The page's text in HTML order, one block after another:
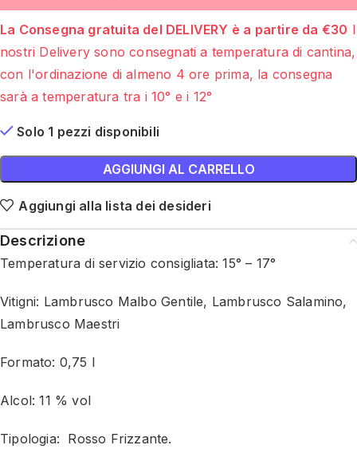
La Consegna gratuita del DELIVERY è a partire da €30 I
nostri Delivery sono consegnati a temperatura di cantina,
con l'ordinazione di almeno 4 ore prima, la consegna
sarà a temperatura tra i 10° e i 12°
Solo 1 pezzi disponibili
AGGIUNGI AL CARRELLO
Aggiungi alla lista dei desideri
Descrizione
Temperatura di servizio consigliata: 15° – 17°
Vitigni: Lambrusco Malbo Gentile, Lambrusco Salamino,
Lambrusco Maestri
Formato: 0,75 l
Alcol: 11 % vol
Tipologia: Rosso Frizzante.